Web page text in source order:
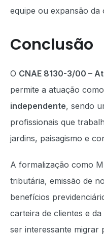
equipe ou expansão da
Conclusão
O CNAE 8130-3/00 –
permite a atuação como
independente, sendo
profissionais que
jardins, paisagismo e
A formalização como
tributária, emissão de
benefícios
carteira de clientes e
ser interessante migrar